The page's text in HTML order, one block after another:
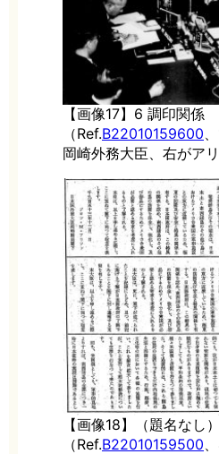
【画像17】6 調印関係
（Ref.B22010159600
岡崎外務大臣、右がア
【画像18】（題名なし）
（Ref.B22010159500